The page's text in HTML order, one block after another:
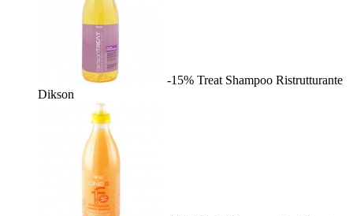
-15% Treat Shampoo Ristrutturante
Dikson